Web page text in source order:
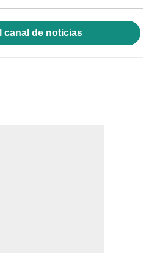
canal de noticias